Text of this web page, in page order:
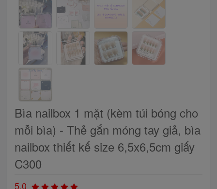
Bìa nailbox 1 mặt (kèm túi bóng cho
mỗi bìa) - Thẻ gắn móng tay giả, bìa
nailbox thiết kế size 6,5x6,5cm giấy
C300
5.0